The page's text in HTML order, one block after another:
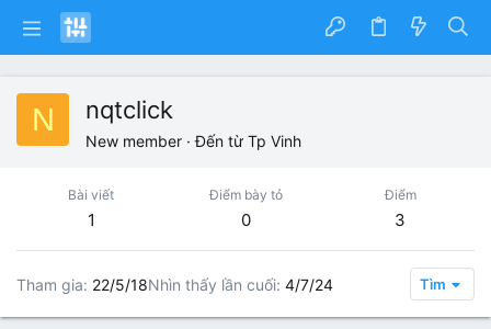
N nqtclick
New member · Đến từ Tp Vinh
Bài viết
1
Điểm bày tỏ
0
Điểm
3
Tham gia 22/5/18Nhìn thấy lần cuối 4/7/24 Tìm